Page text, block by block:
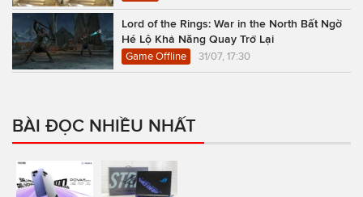
Lord of the Rings: War in the North Bất Ngờ
Hé Lộ Khả Năng Quay Trở Lại
Game Offline 31/07, 17:30
BÀI ĐỌC NHIỀU NHẤT